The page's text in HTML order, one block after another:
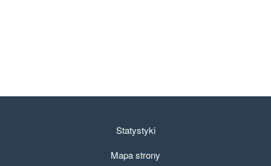
Statystyki
Mapa strony